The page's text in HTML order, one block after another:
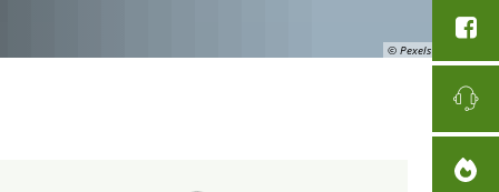
© Pexels sur Pixabay